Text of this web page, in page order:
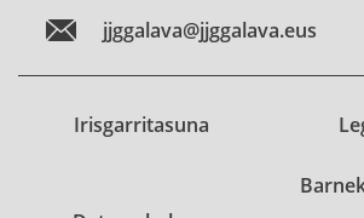
jjggalava@jjggalava.eus
Irisgarritasuna